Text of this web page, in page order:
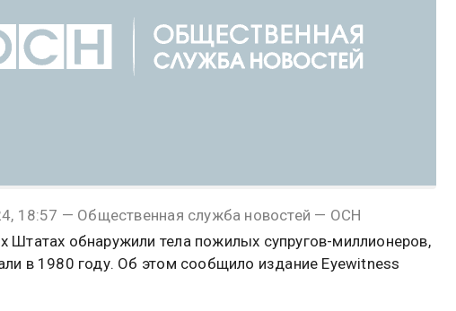
18:57 — Общественная служба новостей — ОСН
Штатах обнаружили тела пожилых супругов-миллионеров,
в 1980 году. Об этом сообщило издание Eyewitness